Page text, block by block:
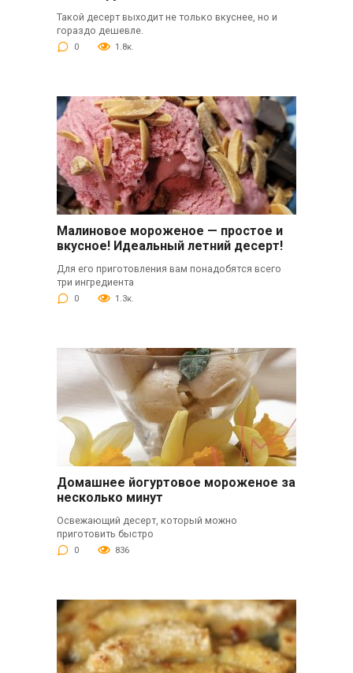
Такой десерт выходит не только вкуснее, но и
гораздо дешевле.
0 1.8к.
Малиновое мороженое — простое и
вкусное! Идеальный летний десерт!
Для его приготовления вам понадобятся всего
три ингредиента
0 1.3к.
Домашнее йогуртовое мороженое за
несколько минут
Освежающий десерт, который можно
приготовить быстро
0 836